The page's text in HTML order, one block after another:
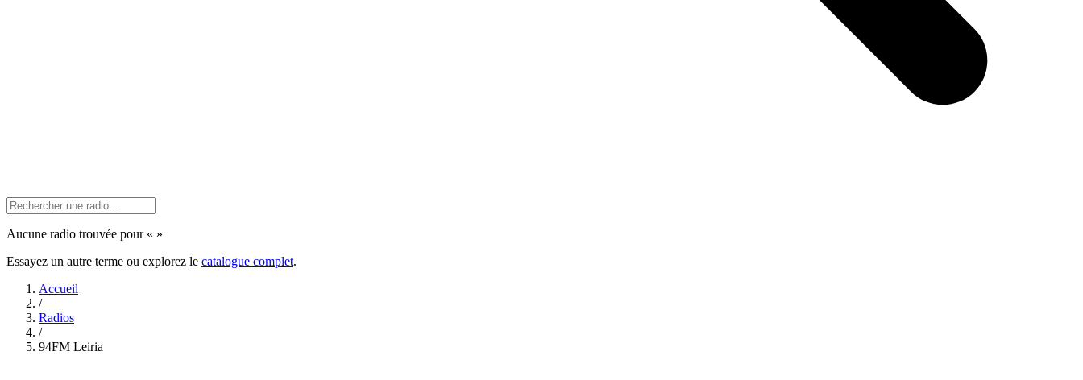
Aucune radio trouvée pour « »
Essayez un autre terme ou explorez le catalogue complet.
Accueil
/
Radios
/
94FM Leiria